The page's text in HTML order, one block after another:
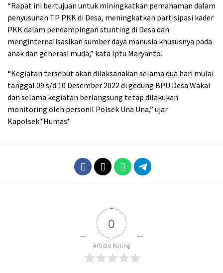
“Rapat ini bertujuan untuk miningkatkan pemahaman dalam
penyusunan TP PKK di Desa, meningkatkan partisipasi kader
PKK dalam pendampingan stunting di Desa dan
menginternalisasikan sumber daya manusia khususnya pada
anak dan generasi muda,” kata Iptu Maryanto.
“Kegiatan tersebut akan dilaksanakan selama dua hari mulai
tanggal 09 s/d 10 Desember 2022 di gedung BPU Desa Wakai
dan selama kegiatan berlangsung tetap dilakukan
monitoring oleh personil Polsek Una Una,” ujar
Kapolsek.*Humas*
0
Article Rating